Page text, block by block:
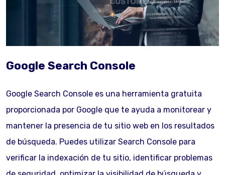
Google Search Console
Google Search Console es una herramienta gratuita
proporcionada por Google que te ayuda a monitorear y
mantener la presencia de tu sitio web en los resultados
de búsqueda. Puedes utilizar Search Console para
verificar la indexación de tu sitio, identificar problemas